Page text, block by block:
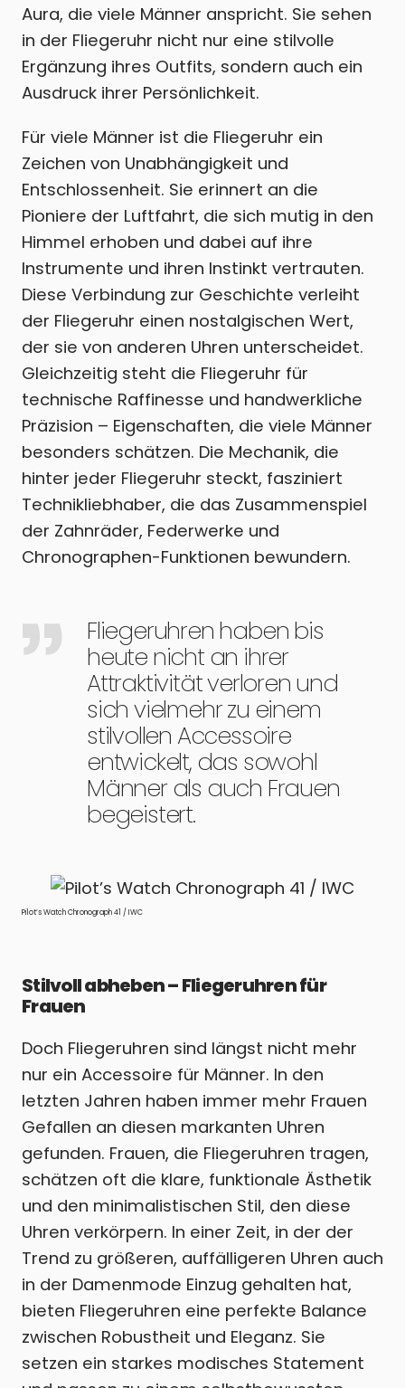
Aura, die viele Männer anspricht. Sie sehen
in der Fliegeruhr nicht nur eine stilvolle
Ergänzung ihres Outfits, sondern auch ein
Ausdruck ihrer Persönlichkeit.
Für viele Männer ist die Fliegeruhr ein
Zeichen von Unabhängigkeit und
Entschlossenheit. Sie erinnert an die
Pioniere der Luftfahrt, die sich mutig in den
Himmel erhoben und dabei auf ihre
Instrumente und ihren Instinkt vertrauten.
Diese Verbindung zur Geschichte verleiht
der Fliegeruhr einen nostalgischen Wert,
der sie von anderen Uhren unterscheidet.
Gleichzeitig steht die Fliegeruhr für
technische Raffinesse und handwerkliche
Präzision – Eigenschaften, die viele Männer
besonders schätzen. Die Mechanik, die
hinter jeder Fliegeruhr steckt, fasziniert
Technikliebhaber, die das Zusammenspiel
der Zahnräder, Federwerke und
Chronographen-Funktionen bewundern.
Fliegeruhren haben bis
heute nicht an ihrer
Attraktivität verloren und
sich vielmehr zu einem
stilvollen Accessoire
entwickelt, das sowohl
Männer als auch Frauen
begeistert.
Pilot’s Watch Chronograph 41 / IWC
Stilvoll abheben – Fliegeruhren für
Frauen
Doch Fliegeruhren sind längst nicht mehr
nur ein Accessoire für Männer. In den
letzten Jahren haben immer mehr Frauen
Gefallen an diesen markanten Uhren
gefunden. Frauen, die Fliegeruhren tragen,
schätzen oft die klare, funktionale Ästhetik
und den minimalistischen Stil, den diese
Uhren verkörpern. In einer Zeit, in der der
Trend zu größeren, auffälligeren Uhren auch
in der Damenmode Einzug gehalten hat,
bieten Fliegeruhren eine perfekte Balance
zwischen Robustheit und Eleganz. Sie
setzen ein starkes modisches Statement